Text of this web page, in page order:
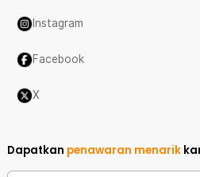
Instagram
Facebook
X
Dapatkan penawaran menarik